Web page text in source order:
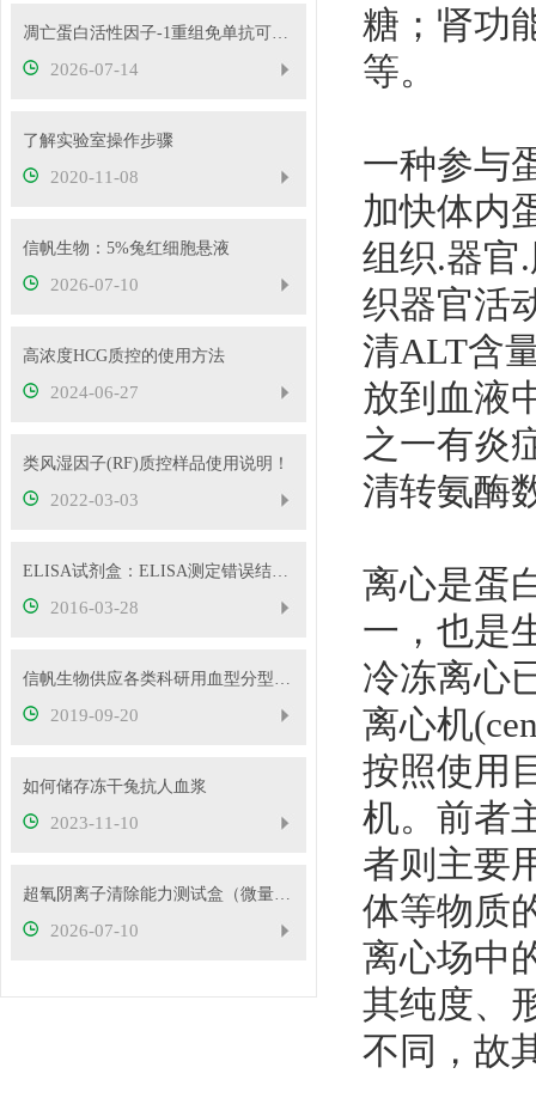
凋亡蛋白活性因子-1重组免单抗可用于免疫荧光等实验
2026-07-14
了解实验室操作步骤
2020-11-08
信帆生物：5%兔红细胞悬液
2026-07-10
高浓度HCG质控的使用方法
2024-06-27
类风湿因子(RF)质控样品使用说明！
2022-03-03
ELISA试剂盒：ELISA测定错误结果的原因分析
2016-03-28
信帆生物供应各类科研用血型分型试剂，欢迎抢购
2019-09-20
如何储存冻干兔抗人血浆
2023-11-10
超氧阴离子清除能力测试盒（微量法）检测原理
2026-07-10
糖；肾功
等。
一种参与
加快体内
组织.器官
织器官活
清ALT含
放到血液
之一有炎
清转氨酶
离心是蛋
一，也是
冷冻离心
离心机
按照使用
机。前者
者则主要
体等物质
离心场中
其纯度、
不同，故